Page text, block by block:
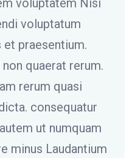
voluptatem Nisi
voluptatum
praesentium.
quaerat rerum.
rerum quasi
consequatur
autem ut numquam
minus Laudantium